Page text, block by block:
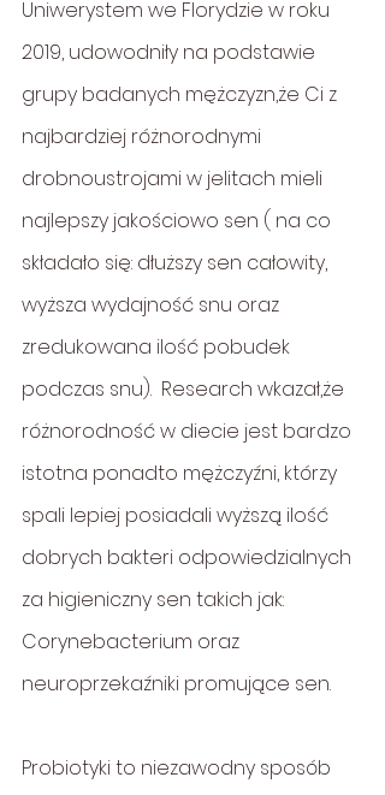
Uniwerystem we Florydzie w roku
2019, udowodniły na podstawie
grupy badanych mężczyzn,że Ci z
najbardziej różnorodnymi
drobnoustrojami w jelitach mieli
najlepszy jakościowo sen ( na co
składało się: dłuższy sen całowity,
wyższa wydajność snu oraz
zredukowana ilość pobudek
podczas snu).  Research wkazał,że
różnorodność w diecie jest bardzo
istotna ponadto mężczyźni, którzy
spali lepiej posiadali wyższą ilość
dobrych bakteri odpowiedzialnych
za higieniczny sen takich jak:
Corynebacterium oraz
neuroprzekaźniki promujące sen.
Probiotyki to niezawodny sposób